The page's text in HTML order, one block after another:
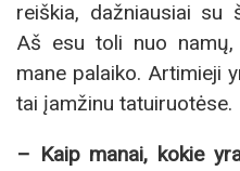
reiškia, dažniausiai su
Aš esu toli nuo
mane palaiko. Artimieji
tai įamžinu tatuiruotėse.
– Kaip manai, kokie